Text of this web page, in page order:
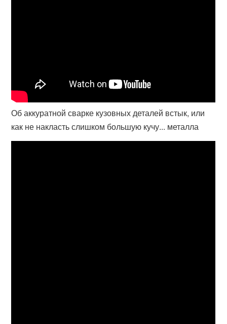
Об аккуратной сварке кузовных деталей встык, или
как не накласть слишком большую кучу... металла